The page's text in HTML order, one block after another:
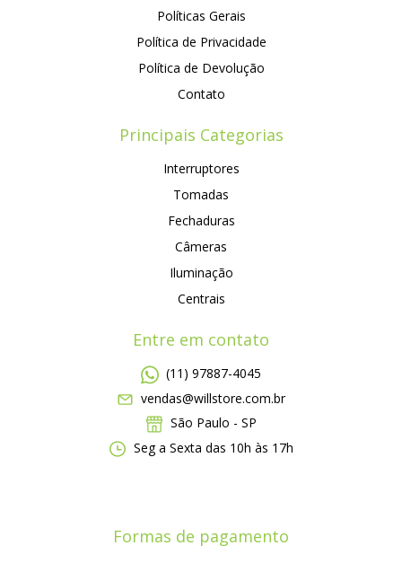
Políticas Gerais
Política de Privacidade
Política de Devolução
Contato
Principais Categorias
Interruptores
Tomadas
Fechaduras
Câmeras
Iluminação
Centrais
Entre em contato
(11) 97887-4045
vendas@willstore.com.br
São Paulo - SP
Seg a Sexta das 10h às 17h
Formas de pagamento